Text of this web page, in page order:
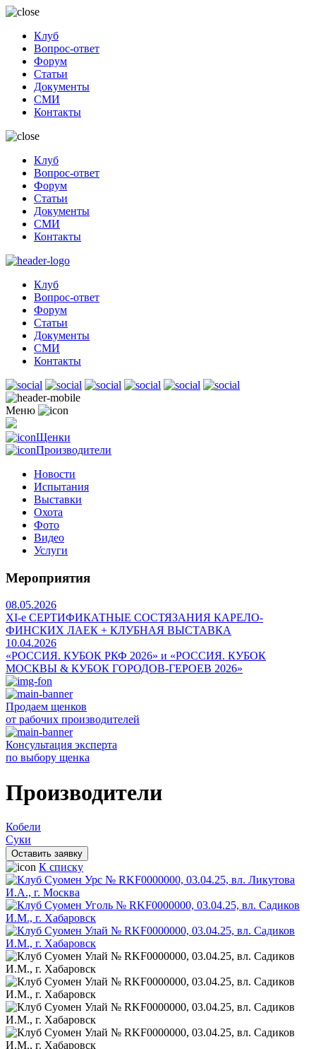
Клуб
Вопрос-ответ
Форум
Статьи
Документы
СМИ
Контакты
Клуб
Вопрос-ответ
Форум
Статьи
Документы
СМИ
Контакты
Клуб
Вопрос-ответ
Форум
Статьи
Документы
СМИ
Контакты
Меню
Щенки
Производители
Новости
Испытания
Выставки
Охота
Фото
Видео
Услуги
Мероприятия
08.05.2026
ХI-е СЕРТИФИКАТНЫЕ СОСТЯЗАНИЯ КАРЕЛО-
ФИНСКИХ ЛАЕК + КЛУБНАЯ ВЫСТАВКА
10.04.2026
«РОССИЯ. КУБОК РКФ 2026» и «РОССИЯ. КУБОК
МОСКВЫ & КУБОК ГОРОДОВ-ГЕРОЕВ 2026»
Продаем щенков
от рабочих производителей
Консультация эксперта
по выбору щенка
Производители
Кобели
Суки
Оставить заявку
К списку